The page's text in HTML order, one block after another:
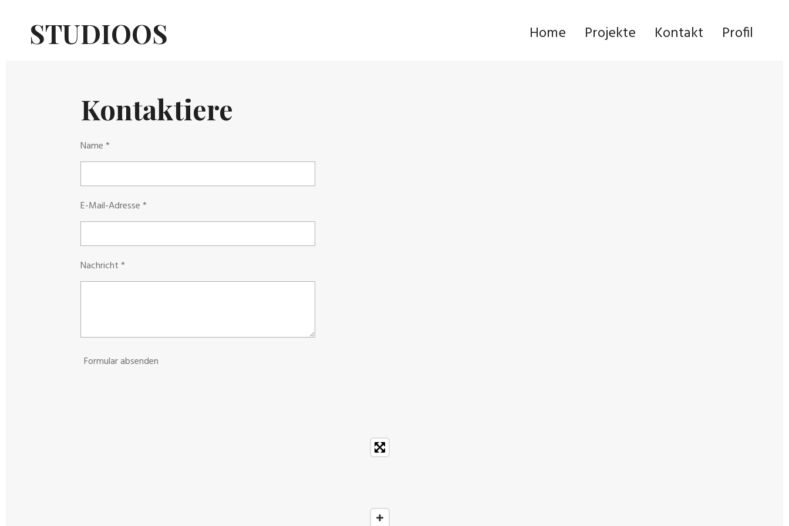
Hauptinhalt
springenSTUDIOOS Home Projekte Kontakt Profil
Kontaktiere
Name *
E-Mail-Adresse *
Nachricht *
Formular absenden